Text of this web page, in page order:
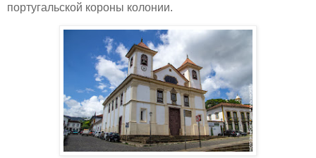
португальской короны колонии.